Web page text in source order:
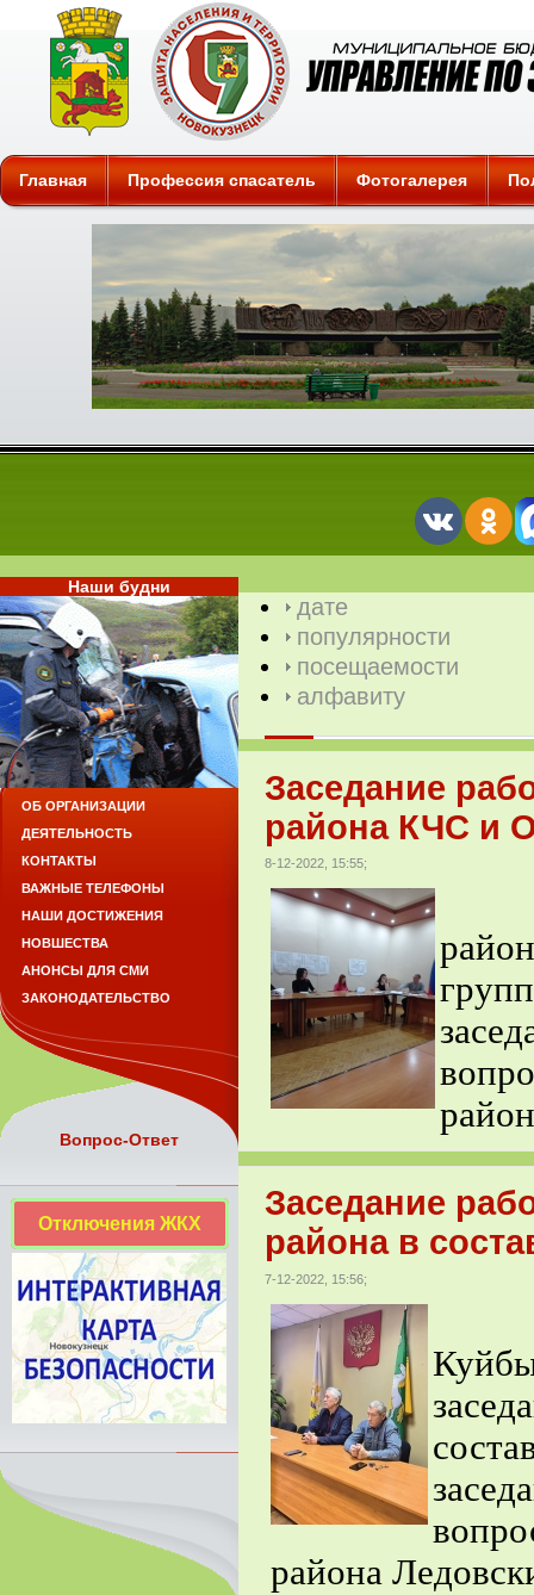
Защита
Главная Профессия спасатель Фотогалерея
дате
популярности
посещаемости
алфавиту
Заседание
района КЧС и
8-12-2022, 15:55;
Заседание
района в
7-12-2022, 15:56;
района
Наши будни
ОБ ОРГАНИЗАЦИИ
ДЕЯТЕЛЬНОСТЬ
КОНТАКТЫ
ВАЖНЫЕ ТЕЛЕФОНЫ
НАШИ ДОСТИЖЕНИЯ
НОВШЕСТВА
АНОНСЫ ДЛЯ СМИ
ЗАКОНОДАТЕЛЬСТВО
Вопрос-Ответ
Отключения ЖКХ